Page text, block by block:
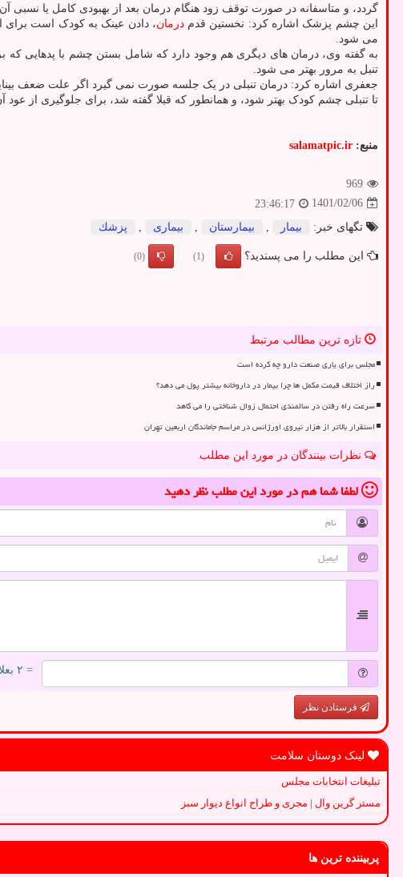
گردد، و متاسفانه در صورت توقف زود هنگام درمان بعد از بهبودی کامل یا
این چشم پزشک اشاره کرد: نخستین قدمدرمان، دادن عینک به کودک است برای
می شود.
به گفته وی، درمان های دیگری هم وجود دارد که شامل بستن چشم با پدهایی
تنبل به مرور بهتر می شود.
تا تنبلی چشم کودک بهتر شود، و همانطور که قبلا گفته شد، برای جلوگیری از
منبع: salamatpic.ir
969
1401/02/06
23:46:17
تگهای خبر:
بیمار بیمارستان بیماری پزشك
این مطلب را می پسندید؟ (1)
(0)
تازه ترین مطالب مرتبط
مجلس برای یاری صنعت دارو چه کرده است
راز اختلاف قیمت مکمل ها چرا بیمار در داروخانه بیشتر پول می دهد؟
سرعت راه رفتن در سالمندی احتمال زوال شناختی را می کاهد
استقرار بالاتر از هزار نیروی اورژانس در مراسم جاماندگان اربعین تهران
نظرات بینندگان در مورد این مطلب
لطفا شما همدر مورد این مطلبنظر دهید
= ۲ بعلاوه ۲
فرستادن نظر
لینک دوستان سلامت
تبلیغات انتخابات مجلس
مستر گرین وال | مجری و طراح انواع دیوار سبز
پربیننده ترین ها